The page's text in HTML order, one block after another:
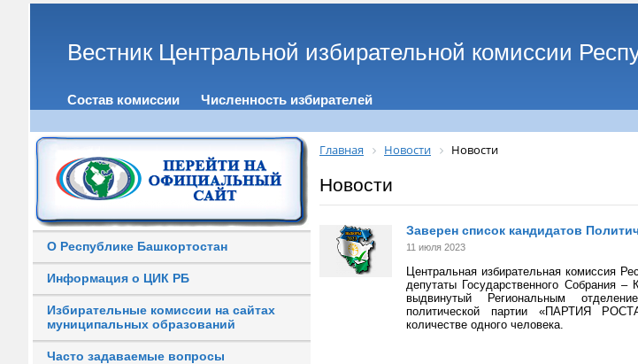
Вестник Центральной избирательной комиссии
Состав комиссии Численность избирателей
О Республике Башкортостан
Информация о ЦИК РБ
Избирательные комиссии на сайтах
муниципальных образований
Часто задаваемые вопросы
Главная Новости Новости
Новости
Заверен список кандидатов
11 июля 2023
Центральная избирательная комиссия
депутаты Государственного Собрания –
выдвинутый Региональным
политической партии «ПАРТИЯ
количестве одного человека.